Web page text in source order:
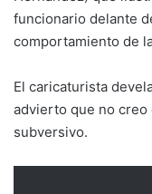
funcionario delante
comportamiento de
El caricaturista
advierto que no creo
subversivo.